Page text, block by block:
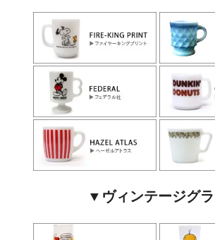
▼ヴィンテージグ